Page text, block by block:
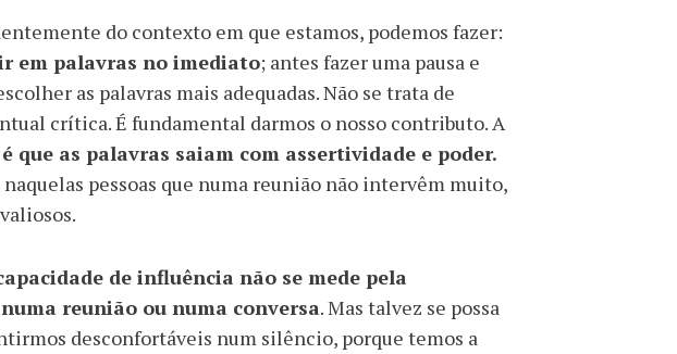
do contexto em que estamos, podemos fazer:
em palavras no imediato; antes fazer uma pausa e
as palavras mais adequadas. Não se trata de
crítica. É fundamental darmos o nosso contributo. A
que as palavras saiam com assertividade e poder.
pessoas que numa reunião não intervêm muito,
de influência não se mede pela
reunião ou numa conversa. Mas talvez se possa
desconfortáveis num silêncio, porque temos a